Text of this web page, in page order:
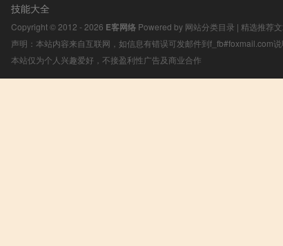
技能大全
Copyright © 2012 - 2026 E客网络 Powered by 网站分类目录 | 精选推荐
声明：本站内容来自互联网，如信息有错误可发邮件到f_fb#foxmail.com
本站仅为个人兴趣爱好，不接盈利性广告及商业合作